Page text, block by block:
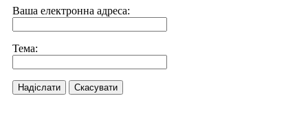
Ваша електронна адреса:
Тема:
Надіслати Скасувати